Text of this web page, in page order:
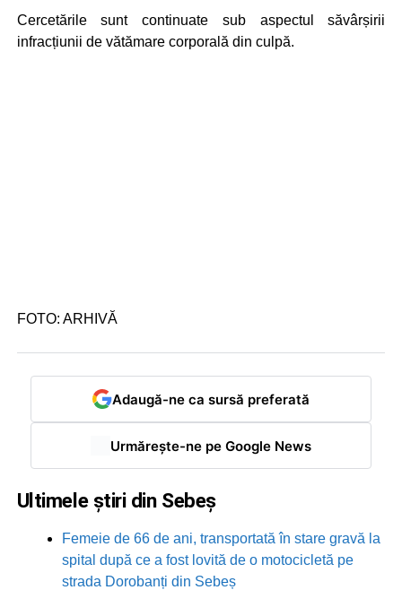
Cercetările sunt continuate sub aspectul săvârșirii
infracțiunii de vătămare corporală din culpă.
FOTO: ARHIVĂ
Adaugă-ne ca sursă preferată
Urmărește-ne pe Google News
Ultimele știri din Sebeș
Femeie de 66 de ani, transportată în stare gravă la
spital după ce a fost lovită de o motocicletă pe
strada Dorobanți din Sebeș